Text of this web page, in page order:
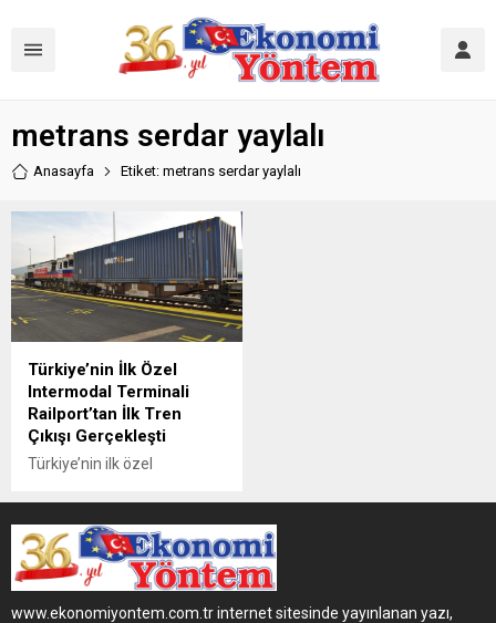
metrans serdar yaylalı
Anasayfa Etiket: metrans serdar yaylalı
Türkiye’nin İlk Özel
Intermodal Terminali
Railport’tan İlk Tren
Çıkışı Gerçekleşti
Türkiye’nin ilk özel
Railport, 21 Kasım 2025
tarihinde gerçekleşen ilk
tren seferi ile demiryolu
terminal operasyonlarına
başladı.
www.ekonomiyontem.com.tr internet sitesinde yayınlanan yazı,